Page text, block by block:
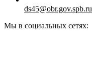
ds45@obr.gov.spb.ru
Мы в социальных сетях: